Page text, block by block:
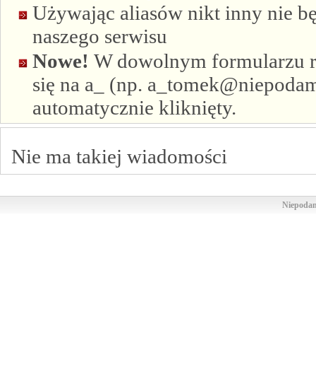
Używając aliasów nikt inny nie
naszego serwisu
Nowe! W dowolnym formularzu
się na a_ (np.
automatycznie kliknięty.
Nie ma takiej wiadomości